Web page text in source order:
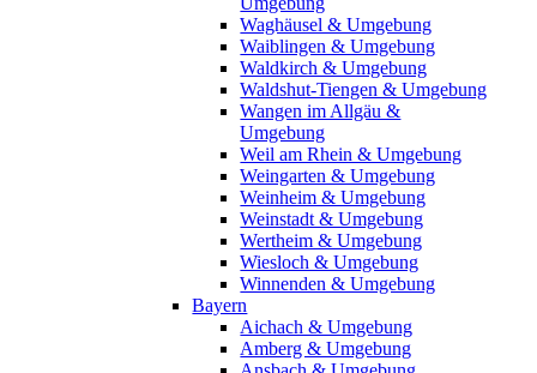
Waghäusel & Umgebung
Waiblingen & Umgebung
Waldkirch & Umgebung
Waldshut-Tiengen & Umgebung
Wangen im Allgäu &
Umgebung
Weil am Rhein & Umgebung
Weingarten & Umgebung
Weinheim & Umgebung
Weinstadt & Umgebung
Wertheim & Umgebung
Wiesloch & Umgebung
Winnenden & Umgebung
Bayern
Aichach & Umgebung
Amberg & Umgebung